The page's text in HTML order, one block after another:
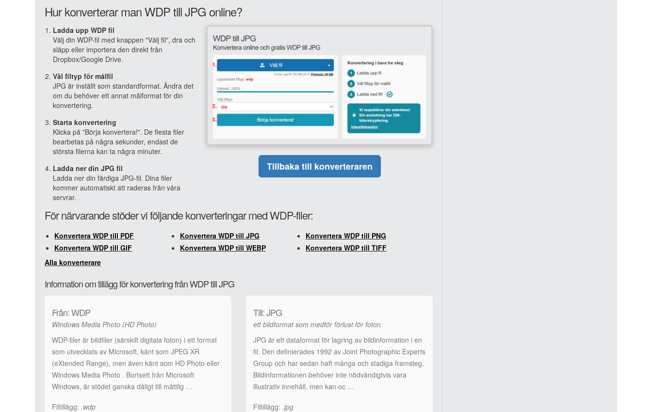
Hur konverterar man WDP till JPG online?
Ladda upp WDP fil
Välj din WDP-fil med knappen "Välj fil", dra och
släpp eller importera den direkt från
Dropbox/Google Drive.
Väl filtyp för målfil
JPG är inställt som standardformat. Ändra det
om du behöver ett annat målformat för din
konvertering.
Starta konvertering
Klicka på "Börja konvertera!". De flesta filer
bearbetas på några sekunder, endast de
största filerna kan ta några minuter.
Ladda ner din JPG fil
Ladda ner din färdiga JPG-fil. Dina filer
kommer automatiskt att raderas från våra
servrar.
Tillbaka till konverteraren
För närvarande stöder vi följande konverteringar med WDP-filer:
Konvertera WDP till PDF Konvertera WDP till JPG
Konvertera WDP till PNG
Konvertera WDP till GIF
Konvertera WDP till WEBP
Konvertera WDP till TIFF
Alla konverterare
Information om tillägg för konvertering från WDP till JPG
Från: WDP
Windows Media Photo (HD Photo)
WDP-filer är bildfiler (särskilt digitala foton) i ett format
som utvecklats av Microsoft, känt som JPEG XR
(eXtended Range), men även känt som HD Photo eller
Windows Media Photo . Bortsett från Microsoft
Windows, är stödet ganska dåligt till måttlig …
Filtillägg: .wdp
Till: JPG
ett bildformat som medför förlust för foton
JPG är ett dataformat för lagring av bildinformation i en
fil. Den definierades 1992 av Joint Photographic Experts
Group och har sedan haft många och stadiga framsteg.
Bildinformationen behöver inte nödvändigtvis vara
illustrativ innehåll, men kan oc …
Filtillägg: .jpg